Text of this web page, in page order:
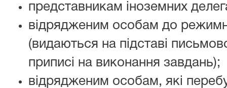
представникам іноземних
відрядженим особам до
(видаються на підставі
приписі на виконання завдань);
відрядженим особам, які